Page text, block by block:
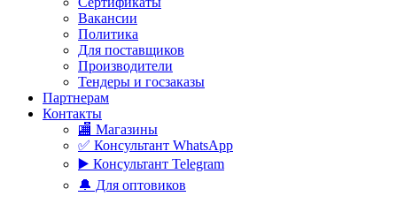
Вакансии
Политика
Для поставщиков
Производители
Тендеры и госзаказы
Партнерам
Контакты
🏬 Магазины
✅️ Консультант WhatsApp
▶️ Консультант Telegram
🔔 Для оптовиков